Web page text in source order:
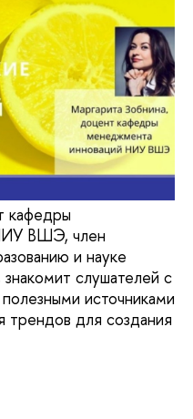
кафедры
ВШЭ, член
и науке
слушателей с
источниками
трендов для создания